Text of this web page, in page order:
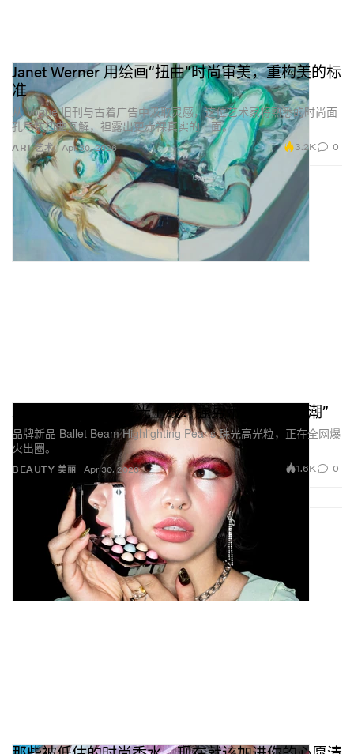
ART 艺术
Janet Werner 用绘画“扭曲”时尚审美，重构美的标
准
从 Vogue 旧刊与古着广告中汲取灵感，这位艺术家将熟悉的时尚面
孔尽数扭曲瓦解，袒露出更赤裸真实的一面。
Apr 30, 2026 3.2K 0
BEAUTY 美丽
About-Face全新高光上线：强势带回“高光热潮”
品牌新品 Ballet Beam Highlighting Pearls 珠光高光粒，正在全网爆
火出圈。
Apr 30, 2026 1.6K 0